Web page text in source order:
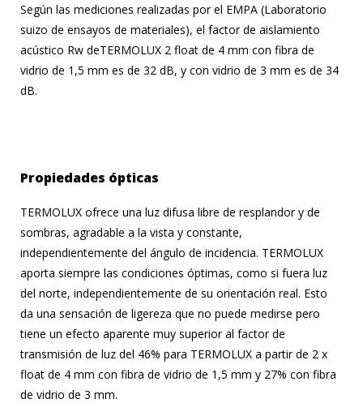
Según las mediciones realizadas por el EMPA (Laboratorio
suizo de ensayos de materiales), el factor de aislamiento
acústico Rw deTERMOLUX 2 float de 4 mm con fibra de
vidrio de 1,5 mm es de 32 dB, y con vidrio de 3 mm es de 34
dB.
Propiedades ópticas
TERMOLUX ofrece una luz difusa libre de resplandor y de
sombras, agradable a la vista y constante,
independientemente del ángulo de incidencia. TERMOLUX
aporta siempre las condiciones óptimas, como si fuera luz
del norte, independientemente de su orientación real. Esto
da una sensación de ligereza que no puede medirse pero
tiene un efecto aparente muy superior al factor de
transmisión de luz del 46% para TERMOLUX a partir de 2 x
float de 4 mm con fibra de vidrio de 1,5 mm y 27% con fibra
de vidrio de 3 mm.